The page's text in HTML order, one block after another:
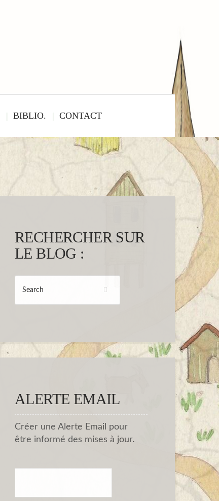
BIBLIO. CONTACT
RECHERCHER SUR
LE BLOG :
ALERTE EMAIL
Créer une Alerte Email pour
être informé des mises à jour.